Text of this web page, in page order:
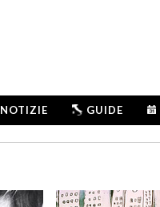
NOTIZIE GUIDE